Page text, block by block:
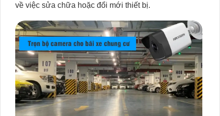
về việc sửa chữa hoặc đổi mới thiết bị.